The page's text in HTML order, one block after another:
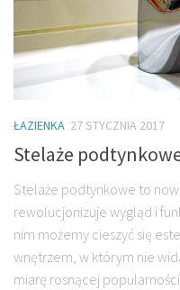
ŁAZIENKA 27 STYCZNIA 2017
Stelaże
Stelaże podtynkowe to
rewolucjonizuje wygląd i
nim możemy cieszyć się
wnętrzem, w którym nie
miarę rosnącej